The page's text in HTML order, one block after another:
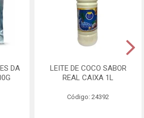
DA
LEITE DE COCO SABOR
REAL CAIXA 1L
Código: 24392